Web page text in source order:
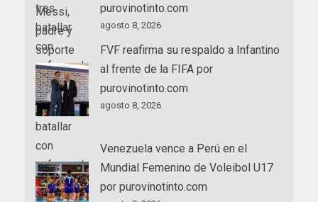
purovinotinto.com
agosto 8, 2026
FVF reafirma su respaldo a Infantino
al frente de la FIFA por
purovinotinto.com
agosto 8, 2026
Venezuela vence a Perú en el
Mundial Femenino de Voleibol U17
por purovinotinto.com